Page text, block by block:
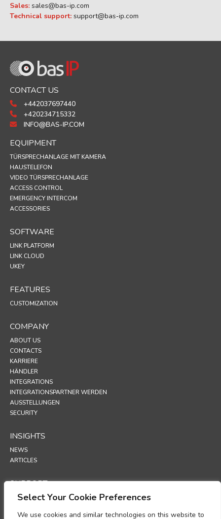
Select Your Cookie Preferences
We use cookies and similar technologies on this website to
Sales: sales@bas-ip.com
Technical support: support@bas-ip.com
CONTACT US
+442037697440
+420234715332
INFO@BAS-IP.COM
EQUIPMENT
TÜRSPRECHANLAGE MIT KAMERA
HAUSTELEFON
VIDEO TÜRSPRECHANLAGE
ACCESS CONTROL
EMERGENCY INTERCOM
ACCESSORIES
SOFTWARE
LINK PLATFORM
LINK CLOUD
UKEY
FEATURES
CUSTOMIZATION
COMPANY
ABOUT US
CONTACTS
KARRIERE
HÄNDLER
INTEGRATIONS
INTEGRATIONSPARTNER WERDEN
AUSSTELLUNGEN
SECURITY
INSIGHTS
NEWS
ARTICLES
SUPPORT
TECHNICAL PORTAL